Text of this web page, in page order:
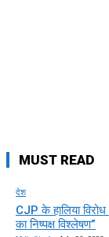
MUST READ
देश
CJP के हालिया
का निष्पक्ष विश्लेषण”